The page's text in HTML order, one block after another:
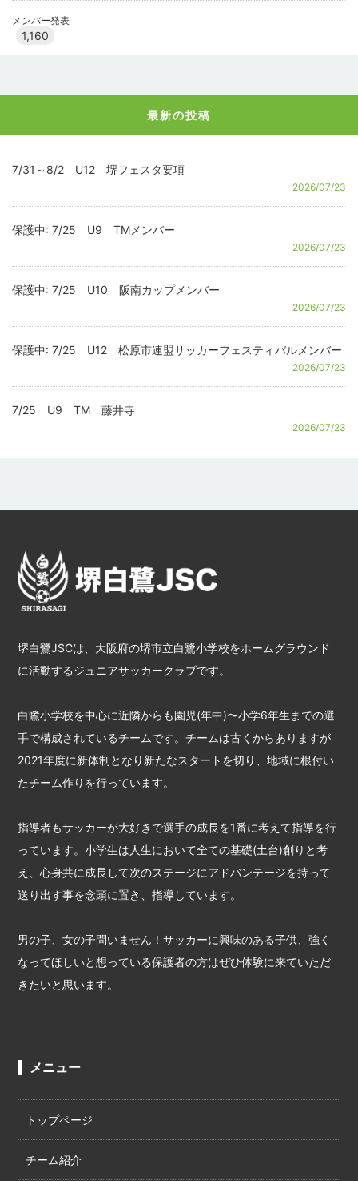
メンバー発表
1,160
最新の投稿
7/31～8/2 U12 堺フェスタ要項
2026/07/23
保護中: 7/25 U9 TMメンバー
2026/07/23
保護中: 7/25 U10 阪南カップメンバー
2026/07/23
保護中: 7/25 U12 松原市連盟サッカーフェスティバルメンバー
2026/07/23
7/25 U9 TM 藤井寺
2026/07/23
堺白鷺JSCは、大阪府の堺市立白鷺小学校をホームグラウンド
に活動するジュニアサッカークラブです。
白鷺小学校を中心に近隣からも園児(年中)〜小学6年生までの選
手で構成されているチームです。チームは古くからありますが
2021年度に新体制となり新たなスタートを切り、地域に根付い
たチーム作りを行っています。
指導者もサッカーが大好きで選手の成長を1番に考えて指導を行
っています。小学生は人生において全ての基礎(土台)創りと考
え、心身共に成長して次のステージにアドバンテージを持って
送り出す事を念頭に置き、指導しています。
男の子、女の子問いません！サッカーに興味のある子供、強く
なってほしいと想っている保護者の方はぜひ体験に来ていただ
きたいと思います。
メニュー
トップページ
チーム紹介